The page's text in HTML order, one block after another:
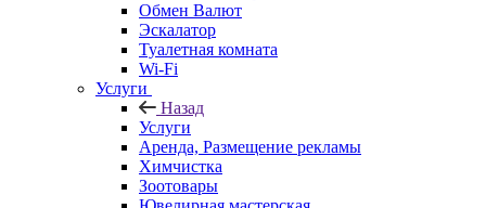
Обмен Валют
Эскалатор
Туалетная комната
Wi-Fi
Услуги
Назад
Услуги
Аренда, Размещение рекламы
Химчистка
Зоотовары